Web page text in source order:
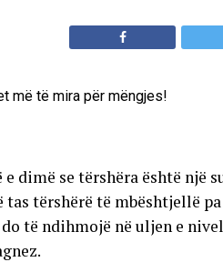
e dimë se tërshëra është
tas tërshërë të mbështjellë
të ndihmojë në uljen e